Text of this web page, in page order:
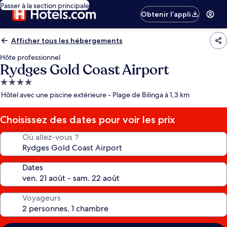
Passer à la section principale
Obtenir l’appli
Afficher tous les hébergements
Hôte professionnel
Rydges Gold Coast Airport
Hébergement
4.0 étoiles
Hôtel avec une piscine extérieure - Plage de Bilinga à 1,3 km
Choisissez des dates pour voir les prix
Où allez-vous ?
Dates
Voyageurs